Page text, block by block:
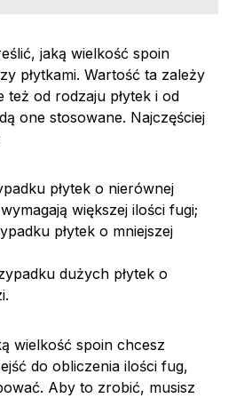
jaką wielkość spoin
płytkami. Wartość ta zależy
też od rodzaju płytek i od
one stosowane. Najczęściej
płytek o nierównej
większej ilości fugi;
płytek o mniejszej
dużych płytek o
wielkość spoin chcesz
do obliczenia ilości fug,
Aby to zrobić, musisz